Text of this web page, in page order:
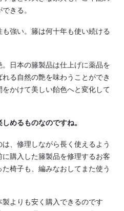
きる。
強い。籐は何十年も使い続ける
日本の籐製品は仕上げに薬品を
る自然の艶を味わうことができ
かけて美しい飴色へと変化して
めるものなのですね。
、修理しながら長く使えるよう
購入した籐製品を修理するお客
椅子も、編みなおしてまた使う
よりも安く購入できるのです